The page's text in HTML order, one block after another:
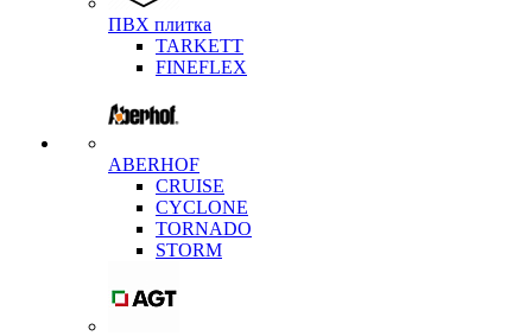
ПВХ плитка
TARKETT
FINEFLEX
ABERHOF
CRUISE
CYCLONE
TORNADO
STORM